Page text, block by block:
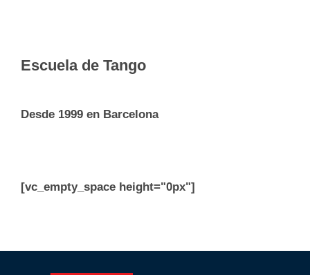
Escuela de Tango
Desde 1999 en Barcelona
[vc_empty_space height="0px"]